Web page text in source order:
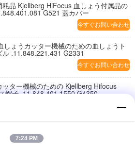
耗品 Kjellberg HiFocus 血しょう付属品の
G521 蓋カバー
今すぐお問い合わせ
しょうカッター機械のための血しょうト
ル .11.848.221.431 G2331
今すぐお問い合わせ
ッター機械のための Kjellberg Hifocus
帽子 .11.848.401.1550 G4350
今すぐお問い合わせ
のガス帽子 .11.848.201.1535 G4035
7:24 PM